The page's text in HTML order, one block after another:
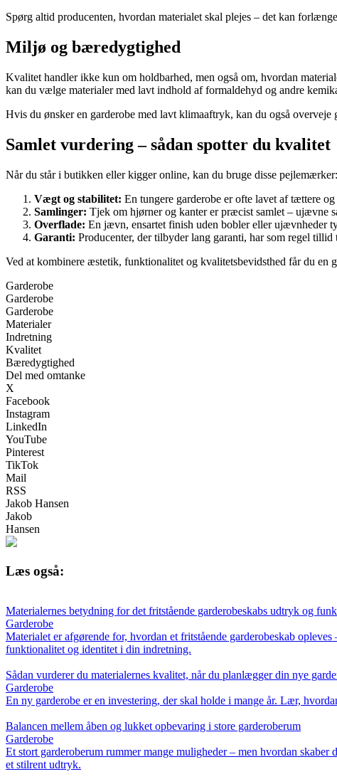
Spørg altid producenten, hvordan materialet skal plejes – det kan
Miljø og bæredygtighed
Kvalitet handler ikke kun om holdbarhed, men også om, hvordan
kan du vælge materialer med lavt indhold af formaldehyd og andre
Hvis du ønsker en garderobe med lavt klimaaftryk, kan du også
Samlet vurdering – sådan spotter du kvalitet
Når du står i butikken eller kigger online, kan du bruge disse pejlemærker:
Vægt og stabilitet: En tungere garderobe er ofte lavet af tættere
Samlinger: Tjek om hjørner og kanter er præcist samlet – ujævne
Overflade: En jævn, ensartet finish uden bobler eller ujævnheder
Garanti: Producenter, der tilbyder lang garanti, har som regel tillid
Ved at kombinere æstetik, funktionalitet og kvalitetsbevidsthed får du en
Garderobe
Garderobe
Garderobe
Materialer
Indretning
Kvalitet
Bæredygtighed
Del med omtanke
X
Facebook
Instagram
LinkedIn
YouTube
Pinterest
TikTok
Mail
RSS
Jakob Hansen
Jakob
Hansen
Læs også:
Materialernes betydning for det fritstående garderobeskabs udtryk og
Garderobe
Materialet er afgørende for, hvordan et fritstående garderobeskab
funktionalitet og identitet i din indretning.
Sådan vurderer du materialernes kvalitet, når du planlægger din nye
Garderobe
En ny garderobe er en investering, der skal holde i mange år. Lær,
Balancen mellem åben og lukket opbevaring i store garderoberum
Garderobe
Et stort garderoberum rummer mange muligheder – men hvordan
et stilrent udtryk.